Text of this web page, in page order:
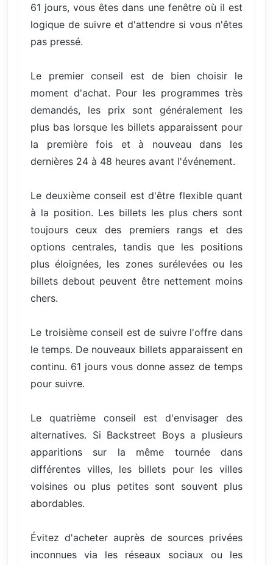
61 jours, vous êtes dans une fenêtre où il est
logique de suivre et d'attendre si vous n'êtes
pas pressé.
Le premier conseil est de bien choisir le
moment d'achat. Pour les programmes très
demandés, les prix sont généralement les
plus bas lorsque les billets apparaissent pour
la première fois et à nouveau dans les
dernières 24 à 48 heures avant l'événement.
Le deuxième conseil est d'être flexible quant
à la position. Les billets les plus chers sont
toujours ceux des premiers rangs et des
options centrales, tandis que les positions
plus éloignées, les zones surélevées ou les
billets debout peuvent être nettement moins
chers.
Le troisième conseil est de suivre l'offre dans
le temps. De nouveaux billets apparaissent en
continu. 61 jours vous donne assez de temps
pour suivre.
Le quatrième conseil est d'envisager des
alternatives. Si Backstreet Boys a plusieurs
apparitions sur la même tournée dans
différentes villes, les billets pour les villes
voisines ou plus petites sont souvent plus
abordables.
Évitez d'acheter auprès de sources privées
inconnues via les réseaux sociaux ou les